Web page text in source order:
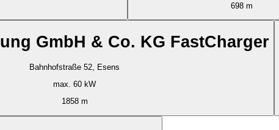
698 m
GmbH & Co. KG FastCharger
Bahnhofstraße 52, Esens
max. 60 kW
1858 m